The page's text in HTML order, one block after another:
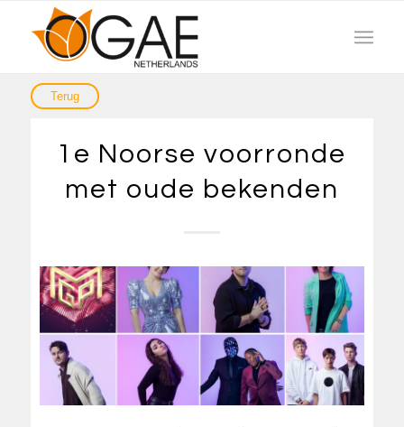
1e Noorse voorronde
met oude bekenden